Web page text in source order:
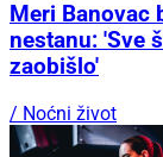
Meri Banovac
nestanu: 'Sve
zaobišlo'
/ Noćni život